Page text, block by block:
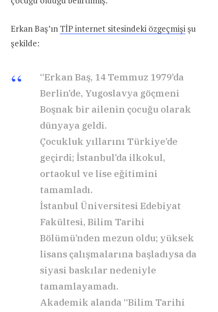
Erkan Baş’ın TİP internet sitesindeki özgeçmişişu
şekilde:
“Erkan Baş, 14 Temmuz 1979’da
Berlin’de, Yugoslavya göçmeni
Boşnak bir ailenin çocuğu olarak
dünyaya geldi.
Çocukluk yıllarını Türkiye’de
geçirdi; İstanbul’da ilkokul,
ortaokul ve lise eğitimini
tamamladı.
İstanbul Üniversitesi Edebiyat
Fakültesi, Bilim Tarihi
Bölümü’nden mezun oldu; yüksek
lisans çalışmalarına başladıysa da
siyasi baskılar nedeniyle
tamamlayamadı.
Akademik alanda “Bilim Tarihi